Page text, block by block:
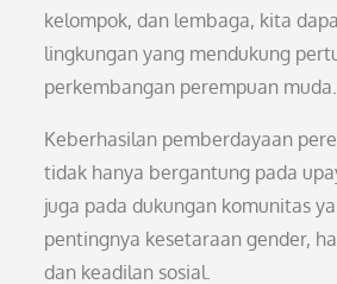
kelompok, dan lembaga, kita
lingkungan yang mendukung
perkembangan perempuan muda.
Keberhasilan pemberdayaan
tidak hanya bergantung pada
juga pada dukungan komunitas
pentingnya kesetaraan gender,
dan keadilan sosial.